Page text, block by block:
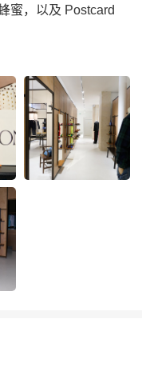
蜜，以及 Postcard